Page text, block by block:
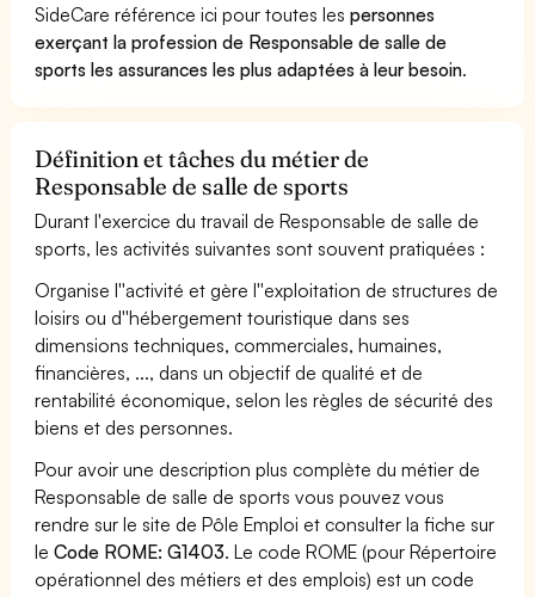
SideCare référence ici pour toutes lespersonnes
exerçant la profession de Responsable de salle de
sports les assurances les plus adaptées à leur besoin.
Définition et tâches du métier de
Responsable de salle de sports
Durant l'exercice du travail de Responsable de salle de
sports, les activités suivantes sont souvent pratiquées :
Organise l''activité et gère l''exploitation de structures de
loisirs ou d''hébergement touristique dans ses
dimensions techniques, commerciales, humaines,
financières, ..., dans un objectif de qualité et de
rentabilité économique, selon les règles de sécurité des
biens et des personnes.
Pour avoir une description plus complète du métier de
Responsable de salle de sports vous pouvez vous
rendre sur le site de Pôle Emploi et consulter la fiche sur
leCode ROME: G1403. Le code ROME (pour Répertoire
opérationnel des métiers et des emplois) est un code